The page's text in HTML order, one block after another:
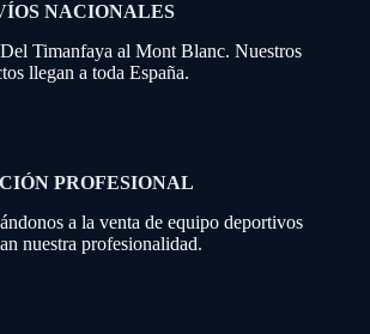
NACIONALES
Timanfaya al Mont Blanc. Nuestros
llegan a toda España.
PROFESIONAL
a la venta de equipo deportivos
nuestra profesionalidad.